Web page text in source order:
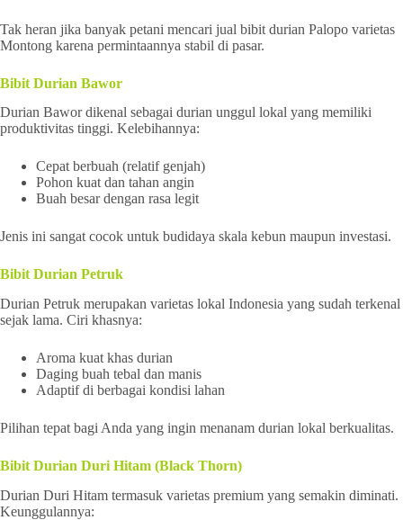
Tak heran jika banyak petani mencari jual bibit durian Palopo varietas
Montong karena permintaannya stabil di pasar.
Bibit Durian Bawor
Durian Bawor dikenal sebagai durian unggul lokal yang memiliki
produktivitas tinggi. Kelebihannya:
Cepat berbuah (relatif genjah)
Pohon kuat dan tahan angin
Buah besar dengan rasa legit
Jenis ini sangat cocok untuk budidaya skala kebun maupun investasi.
Bibit Durian Petruk
Durian Petruk merupakan varietas lokal Indonesia yang sudah terkenal
sejak lama. Ciri khasnya:
Aroma kuat khas durian
Daging buah tebal dan manis
Adaptif di berbagai kondisi lahan
Pilihan tepat bagi Anda yang ingin menanam durian lokal berkualitas.
Bibit Durian Duri Hitam (Black Thorn)
Durian Duri Hitam termasuk varietas premium yang semakin diminati.
Keunggulannya: